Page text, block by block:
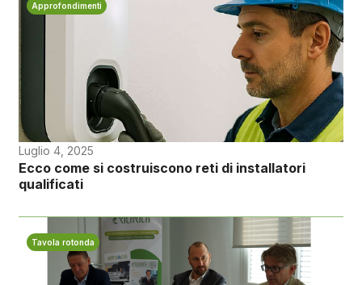
Approfondimenti
Luglio 4, 2025
Ecco come si costruiscono reti di installatori
qualificati
Tavola rotonda